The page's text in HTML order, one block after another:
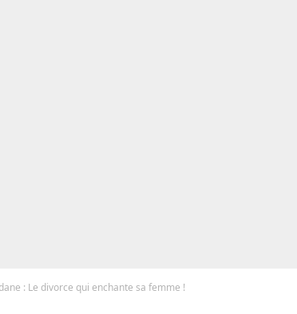
: Le divorce qui enchante sa femme !